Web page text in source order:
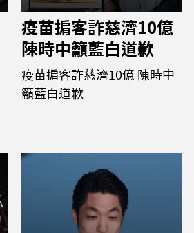
疫苗掮客詐慈濟10億
陳時中籲藍白道歉
疫苗掮客詐慈濟10億 陳時中
籲藍白道歉